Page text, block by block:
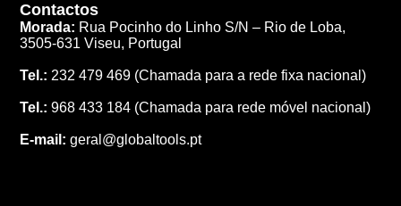
Contactos
Morada: Rua Pocinho do Linho S/N – Rio de Loba,
3505-631 Viseu, Portugal
Tel.: 232 479 469 (Chamada para a rede fixa nacional)
Tel.: 968 433 184 (Chamada para rede móvel nacional)
E-mail: geral@globaltools.pt